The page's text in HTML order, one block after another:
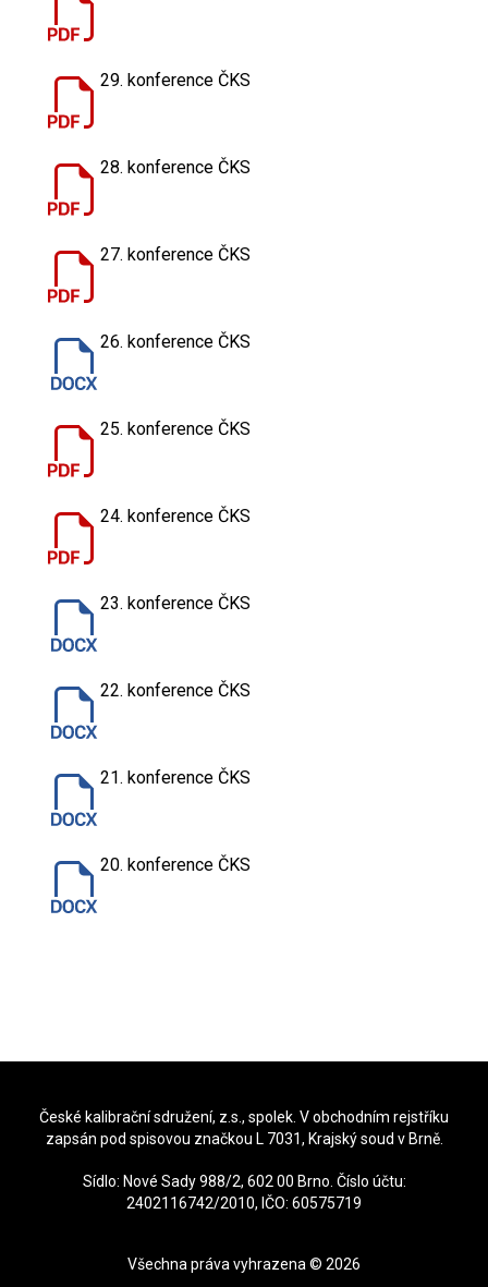
29. konference ČKS
28. konference ČKS
27. konference ČKS
26. konference ČKS
25. konference ČKS
24. konference ČKS
23. konference ČKS
22. konference ČKS
21. konference ČKS
20. konference ČKS
České kalibrační sdružení, z.s., spolek. V obchodním rejstříku
zapsán pod spisovou značkou L 7031, Krajský soud v Brně.
Sídlo: Nové Sady 988/2, 602 00 Brno. Číslo účtu:
2402116742/2010, IČO: 60575719
Všechna práva vyhrazena © 2026